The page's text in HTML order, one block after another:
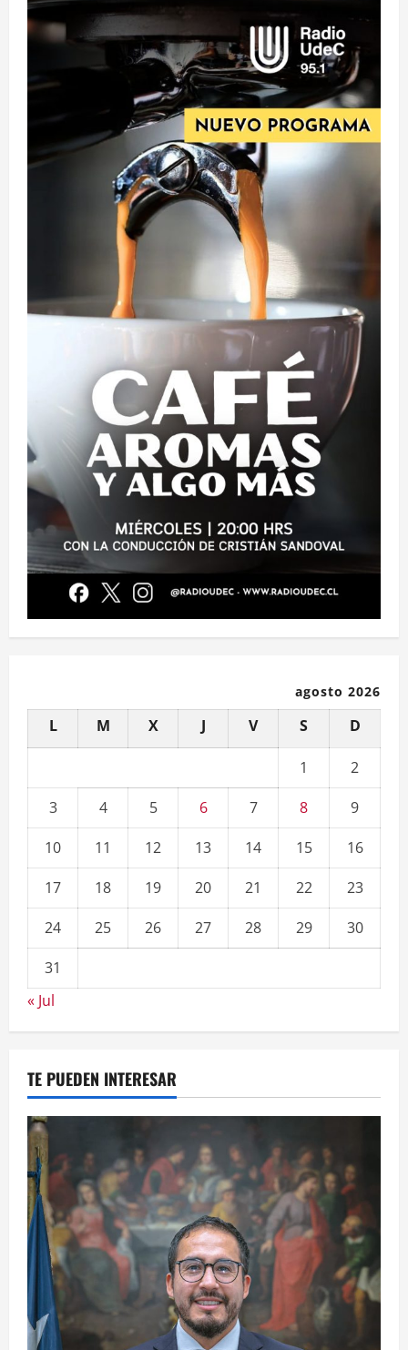
agosto 2026
L M X J V S D
1
2
3
4 5 6 7 8
9
10
11 12 13 14 15
16
17
18 19 20 21 22
23
24
25 26 27 28 29
30
31
« Jul
TE PUEDEN INTERESAR